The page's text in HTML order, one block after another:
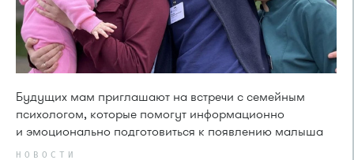
Будущих мам приглашают на встречи с семейным
психологом, которые помогут информационно
и эмоционально подготовиться к появлению малыша
НОВОСТИ